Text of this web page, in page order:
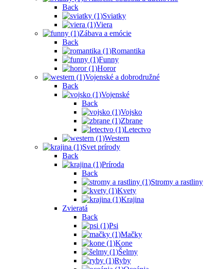
Back
Sviatky
Viera
Zábava a emócie
Back
Romantika
Funny
Horor
Vojenské a dobrodružné
Back
Vojenské
Back
Vojsko
Zbrane
Letectvo
Western
Svet prírody
Back
Príroda
Back
Stromy a rastliny
Kvety
Krajina
Zvieratá
Back
Psi
Mačky
Kone
Šelmy
Ryby